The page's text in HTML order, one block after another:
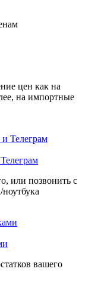
цен как на
на импортные
или позвонить с
вашего